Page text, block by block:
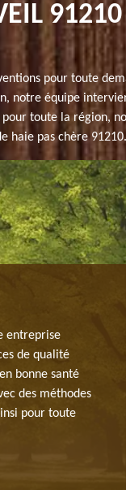
91210
pour toute
notre équipe
toute la région,
haie pas chère 91210.
entreprise
de qualité
bonne santé
des méthodes
pour toute
des